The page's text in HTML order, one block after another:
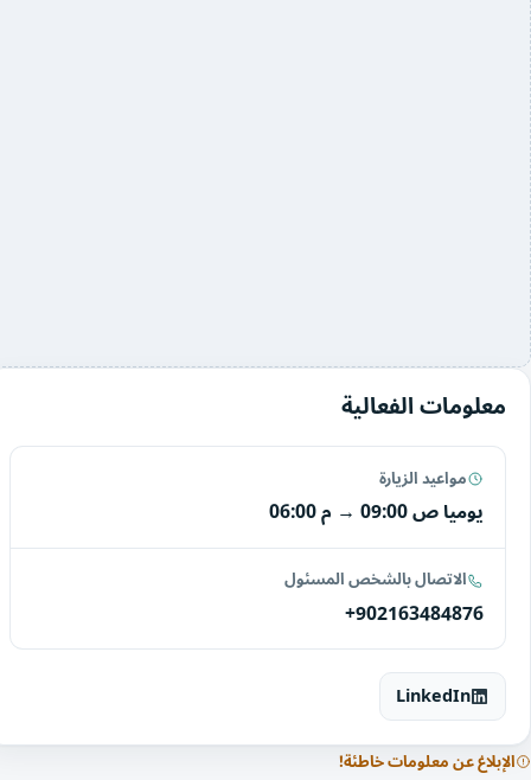
معلومات الفعالية
مواعيد الزيارة
يوميا09:00 ص →06:00 م
الاتصال بالشخص المسئول
+902163484876
LinkedIn
الإبلاغ عن معلومات خاطئة!